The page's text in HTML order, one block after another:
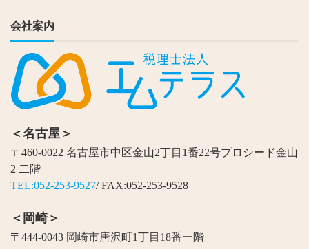
会社案内
＜名古屋＞
〒460-0022 名古屋市中区金山2丁目1番22号プロシード金山
2 二階
TEL:052-253-9527/ FAX:052-253-9528
＜岡崎＞
〒444-0043 岡崎市唐沢町1丁目18番一階